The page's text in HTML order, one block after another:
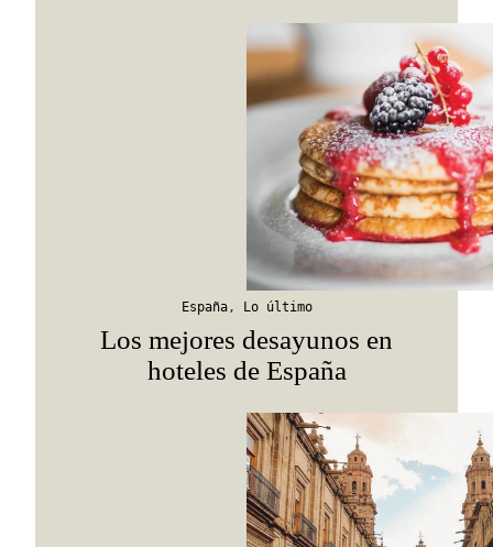
España, Lo último
Los mejores desayunos en
hoteles de España